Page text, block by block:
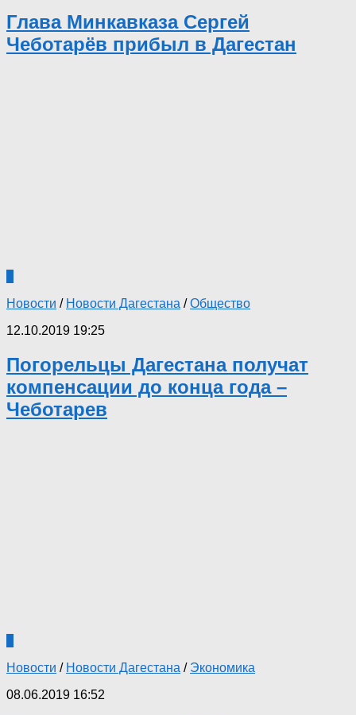
Глава Минкавказа Сергей
Чеботарёв прибыл в Дагестан
Новости / Новости Дагестана /Общество
12.10.2019 19:25
Погорельцы Дагестана получат
компенсации до конца года –
Чеботарев
Новости / Новости Дагестана / Экономика
08.06.2019 16:52